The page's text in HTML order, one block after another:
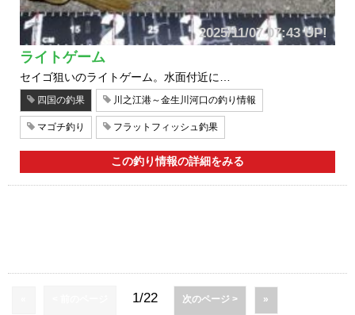
2025/11/07 07:43 UP!
ライトゲーム
セイゴ狙いのライトゲーム。水面付近に…
四国の釣果 川之江港～金生川河口の釣り情報
マゴチ釣り フラットフィッシュ釣果
この釣り情報の詳細をみる
1/22 次のページ > »